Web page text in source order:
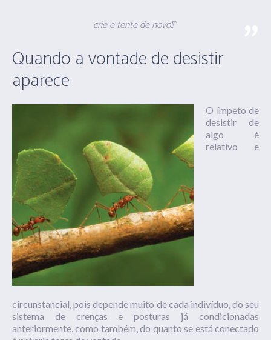
crie e tente de novo!!”
Quando a vontade de desistir
aparece
O ímpeto de
desistir de
algo é
relativo e
circunstancial, pois depende muito de cada indivíduo, do seu
sistema de crenças e posturas já condicionadas
anteriormente, como também, do quanto se está conectado